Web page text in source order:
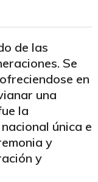
de las
Se
en
una
la
única e
y
y